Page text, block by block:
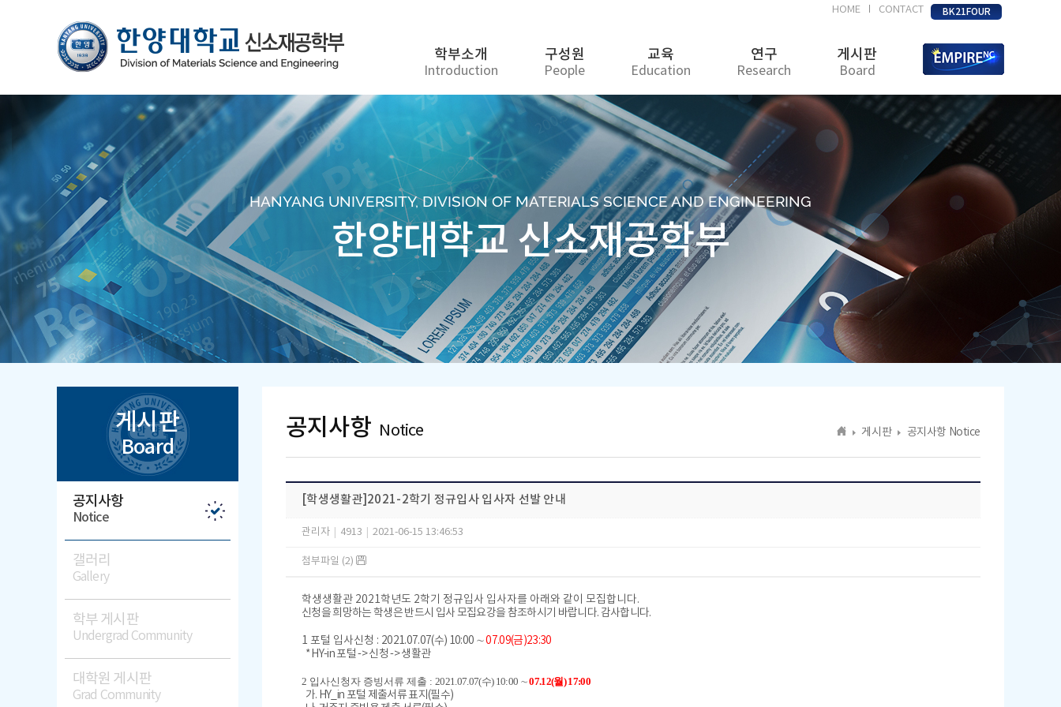
HOME CONTACT BK21FOUR
학부소개
Introduction
구성원
People
교육
Education
연구
Research
게시판
Board
HANYANG UNIVERSITY, DIVISION OF MATERIALS SCIENCE AND ENGINEERING
한양대학교 신소재공학부
게시판
Board
공지사항
Notice
갤러리
Gallery
학부 게시판
Undergrad Community
대학원 게시판
Grad Community
공지사항 Notice 게시판 공지사항 Notice
[학생생활관]2021-2학기 정규입사 입사자 선발 안내
관리자 4913 2021-06-15 13:46:53
첨부파일 (2)
학생생활관 2021학년도 2학기 정규입사 입사자를 아래와 같이 모집합니다.
신청을 희망하는 학생은 반드시 입사 모집요강을 참조하시기 바랍니다. 감사합니다.
1 포털 입사신청 : 2021.07.07(수) 10:00 ∼07.09(금)23:30
* HY-in 포털 -> 신청 -> 생활관
2 입사신청자 증빙서류 제출 : 2021.07.07(수) 10:00 ∼07.12(월) 17:00
가. HY_in 포털 제출서류 표지(필수)